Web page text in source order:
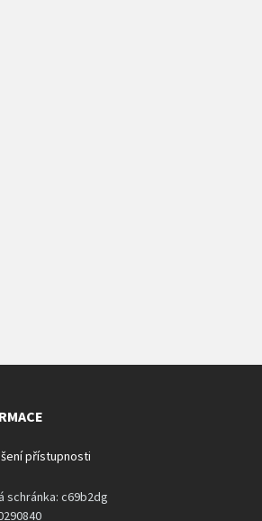
přístupnosti
schránka: c69b2dg